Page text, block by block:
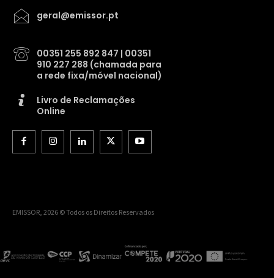
geral@emissor.pt
00351 255 892 847 | 00351
910 227 288 (chamada para
a rede fixa/móvel nacional)
Livro de Reclamações
Online
EMISSOR, 2026 © Todos os Direitos Reservados